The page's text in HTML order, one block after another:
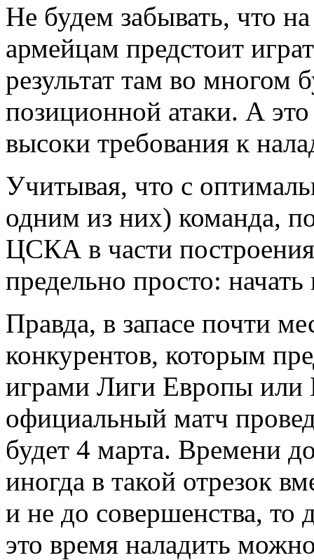
Не будем забывать, что
армейцам предстоит
результат там во многом
позиционной атаки. А
высоки требования к
Учитывая, что с
одним из них) команда,
ЦСКА в части построения
предельно просто:
Правда, в запасе почти
конкурентов, которым
играми Лиги Европы или
официальный матч
будет 4 марта. Времени
иногда в такой отрезок
и не до совершенства, то
это время наладить